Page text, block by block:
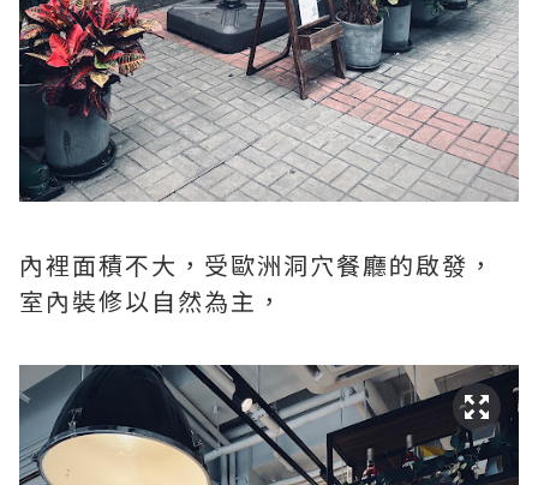
內裡面積不大，受歐洲洞穴餐廳的啟發，
室內裝修以自然為主，